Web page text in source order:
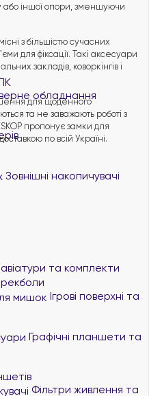
обладнання
Зовнішні накопичувачі
та комплекти
Ігрові поверхні та
Графічні планшети та
Фільтри живлення та
або іншої опори, зменшуючи
з більшістю сучасних
для фіксації. Такі аксесуари
закладів, коворкінгів і
для щоденного
та не заважають роботі з
пропонує замки для
по всій Україні.